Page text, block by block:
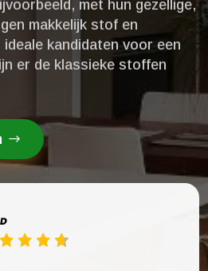
met hun gezellige,
makkelijk stof en
kandidaten voor een
er de klassieke stoffen